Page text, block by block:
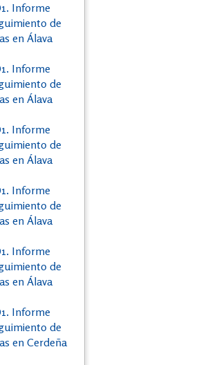
Informe
de
en Álava
Informe
de
en Álava
Informe
de
en Álava
Informe
de
en Álava
Informe
de
en Álava
Informe
de
en Cerdeña